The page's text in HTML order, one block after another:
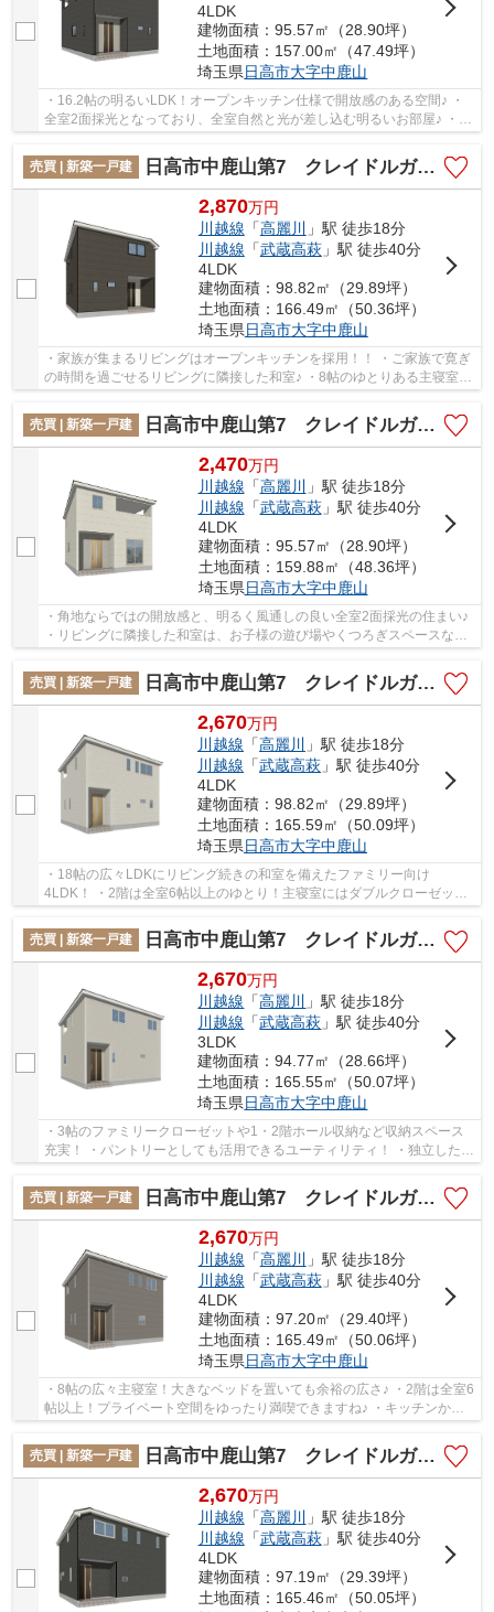
4LDK
建物面積：95.57㎡（28.90坪）
土地面積：157.00㎡（47.49坪）
埼玉県日高市大字中鹿山
・16.2帖の明るいLDK！オープンキッチン仕様で開放感のある空間♪ ・
全室2面採光となっており、全室自然と光が差し込む明るいお部屋♪ ・並
売買 | 新築一戸建
日高市中鹿山第7 クレイドルガーデン 新築戸建 全10棟 8号棟
2,870万円
川越線 「高麗川
」駅 徒歩18分
川越線 「武蔵高萩」駅 徒歩40分
4LDK
建物面積：98.82㎡（29.89坪）
土地面積：166.49㎡（50.36坪）
埼玉県日高市大字中鹿山
・家族が集まるリビングはオープンキッチンを採用！！ ・ご家族で寛ぎ
の時間を過ごせるリビングに隣接した和室♪ ・8帖のゆとりある主寝室に
はダブルクローゼットを完備！ 経験豊富な...
売買 | 新築一戸建
日高市中鹿山第7 クレイドルガーデン 新築戸建 全10棟 7号棟
2,470万円
川越線 「高麗川
」駅 徒歩18分
川越線 「武蔵高萩」駅 徒歩40分
4LDK
建物面積：95.57㎡（28.90坪）
土地面積：159.88㎡（48.36坪）
埼玉県日高市大字中鹿山
・角地ならではの開放感と、明るく風通しの良い全室2面採光の住まい♪
・リビングに隣接した和室は、お子様の遊び場やくつろぎスペースなど
大活躍♪ ・家族が顔を合わせる機会が増えるリ...
売買 | 新築一戸建
日高市中鹿山第7 クレイドルガーデン 新築戸建 全10棟 6号棟
2,670万円
川越線 「高麗川 」駅 徒歩18分
川越線 「武蔵高萩 」駅 徒歩40分
4LDK
建物面積：98.82㎡（29.89坪）
土地面積：165.59㎡（50.09坪）
埼玉県日高市大字中鹿山
・18帖の広々LDKにリビング続きの和室を備えたファミリー向け
4LDK！ ・2階は全室6帖以上のゆとり！主寝室にはダブルクローゼット
を設けた間取り♪ ・ご家族が集まるLDKはオープンキッチ...
売買 | 新築一戸建
日高市中鹿山第7 クレイドルガーデン 新築戸建 全10棟 5号棟
2,670万円
川越線 「高麗川
」駅 徒歩18分
川越線 「武蔵高萩 」駅 徒歩40分
3LDK
建物面積：94.77㎡（28.66坪）
土地面積：165.55㎡（50.07坪）
埼玉県日高市大字中鹿山
・3帖のファミリークローゼットや1・2階ホール収納など収納スペース
充実！ ・パントリーとしても活用できるユーティリティ！ ・独立したラ
売買 | 新築一戸建
日高市中鹿山第7 クレイドルガーデン 新築戸建 全10棟 4号棟
2,670万円
川越線 「高麗川
」駅 徒歩18分
川越線 「武蔵高萩」駅 徒歩40分
4LDK
建物面積：97.20㎡（29.40坪）
土地面積：165.49㎡（50.06坪）
埼玉県日高市大字中鹿山
・8帖の広々主寝室！大きなベッドを置いても余裕の広さ♪ ・2階は全室6
帖以上！プライベート空間をゆったり満喫できますね♪ ・キッチンから
売買 | 新築一戸建
日高市中鹿山第7 クレイドルガーデン 新築戸建 全10棟 3号棟
2,670万円
川越線 「高麗川
」駅 徒歩18分
川越線 「武蔵高萩」駅 徒歩40分
4LDK
建物面積：97.19㎡（29.39坪）
土地面積：165.46㎡（50.05坪）